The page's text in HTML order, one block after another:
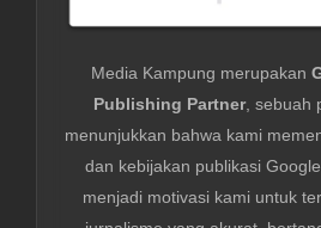
Media Kampung merupakan
Publishing Partner, sebuah
menunjukkan bahwa kami
dan kebijakan publikasi
menjadi motivasi kami untuk